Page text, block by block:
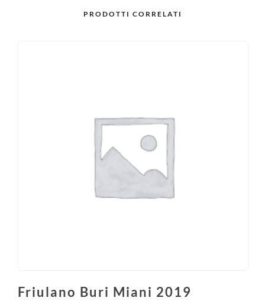
PRODOTTI CORRELATI
Friulano Buri Miani 2019